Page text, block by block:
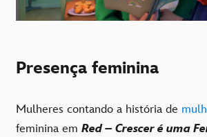
Presença feminina
Mulheres contando a história de
feminina em Red – Crescer é uma